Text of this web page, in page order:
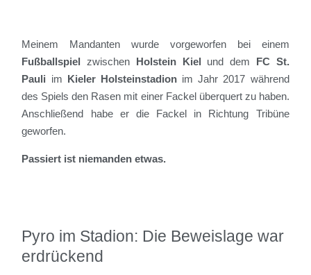
Meinem Mandanten wurde vorgeworfen bei einem
Fußballspiel zwischen Holstein Kiel und dem FC St.
Pauli im Kieler Holsteinstadionim Jahr 2017 während
des Spiels den Rasen mit einer Fackel überquert zu haben.
Anschließend habe er die Fackel in Richtung Tribüne
geworfen.
Passiert ist niemanden etwas.
Pyro im Stadion: Die Beweislage war
erdrückend